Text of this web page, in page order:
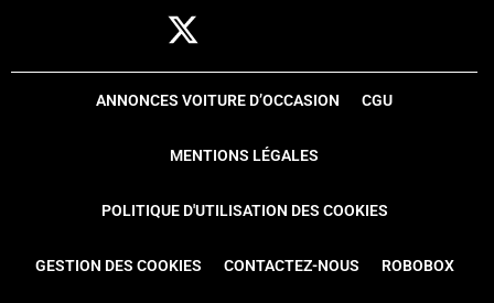
ANNONCES VOITURE D’OCCASION CGU
MENTIONS LÉGALES
POLITIQUE D'UTILISATION DES COOKIES
GESTION DES COOKIES CONTACTEZ-NOUS ROBOBOX